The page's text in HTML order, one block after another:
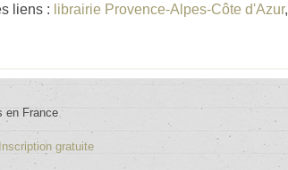
liens : librairie Provence-Alpes-Côte d'Azur,
en France
Inscription gratuite